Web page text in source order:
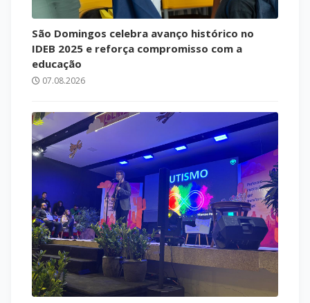
São Domingos celebra avanço histórico no
IDEB 2025 e reforça compromisso com a
educação
07.08.2026